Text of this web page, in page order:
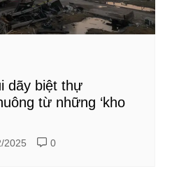
dãy biệt thự
từ những ‘kho
2025 0